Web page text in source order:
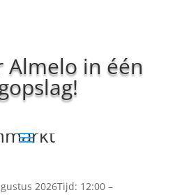
Almelo in één
2026Tijd: 12:00 –